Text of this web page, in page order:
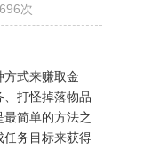
696次
方式来赚取金
、打怪掉落物品
简单的方法之
任务目标来获得